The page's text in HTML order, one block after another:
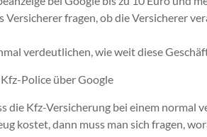
Versicherer fragen, ob die Versicherer
verdeutlichen, wie weit diese
Police über Google
die Kfz-Versicherung bei einem normal
kostet, dann muss man sich fragen,